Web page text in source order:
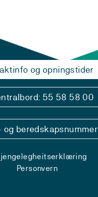
og opningstider
55 58 58 00
og beredskapsnummer
Personvern